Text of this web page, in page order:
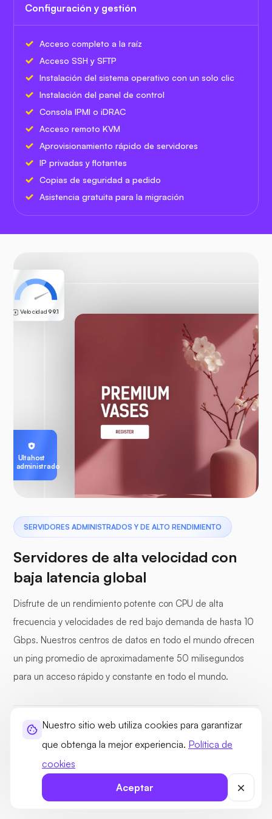
Nuestro sitio web utiliza cookies para garantizar
que obtenga la mejor experiencia. Política de
cookies
Aceptar
Configuración y gestión
Acceso completo a la raíz
Acceso SSH y SFTP
Instalación del sistema operativo con un solo clic
Instalación del panel de control
Consola IPMI o iDRAC
Acceso remoto KVM
Aprovisionamiento rápido de servidores
IP privadas y flotantes
Copias de seguridad a pedido
Asistencia gratuita para la migración
SERVIDORES ADMINISTRADOS Y DE ALTO RENDIMIENTO
Servidores de alta velocidad con
baja latencia global
Disfrute de un rendimiento potente con CPU de alta
frecuencia y velocidades de red bajo demanda de hasta 10
Gbps. Nuestros centros de datos en todo el mundo ofrecen
un ping promedio de aproximadamente 50 milisegundos
para un acceso rápido y constante en todo el mundo.
CPU de alta frecuencia de reloj
Canales de E/S dedicados
Enlaces ascendentes de red de 100 Gbps
Velocidad99.1
Ultahost
administrado